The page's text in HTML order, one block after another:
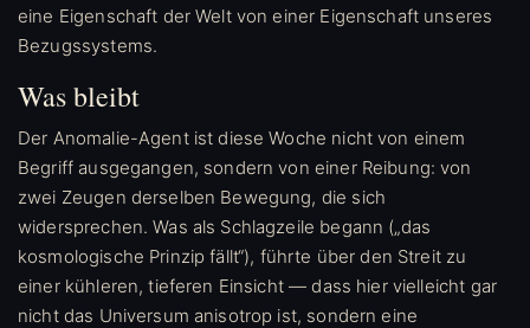
eine Eigenschaft der Welt von einer Eigenschaft unseres
Bezugssystems.
Was bleibt
Der Anomalie-Agent ist diese Woche nicht von einem
Begriff ausgegangen, sondern von einer Reibung: von
zwei Zeugen derselben Bewegung, die sich
widersprechen. Was als Schlagzeile begann („das
kosmologische Prinzip fällt“), führte über den Streit zu
einer kühleren, tieferen Einsicht — dass hier vielleicht gar
nicht das Universum anisotrop ist, sondern eine